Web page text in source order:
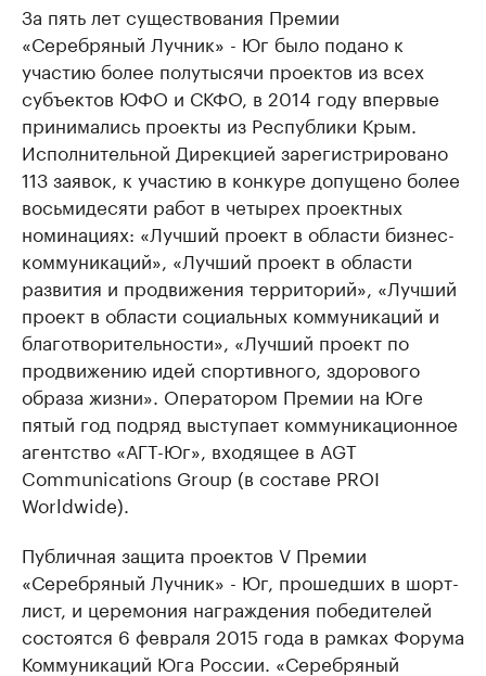
За пять лет существования Премии
«Серебряный Лучник» - Юг было подано к
участию более полутысячи проектов из всех
субъектов ЮФО и СКФО, в 2014 году впервые
принимались проекты из Республики Крым.
Исполнительной Дирекцией зарегистрировано
113 заявок, к участию в конкуре допущено более
восьмидесяти работ в четырех проектных
номинациях: «Лучший проект в области бизнес-
коммуникаций», «Лучший проект в области
развития и продвижения территорий», «Лучший
проект в области социальных коммуникаций и
благотворительности», «Лучший проект по
продвижению идей спортивного, здорового
образа жизни». Оператором Премии на Юге
пятый год подряд выступает коммуникационное
агентство «АГТ-Юг», входящее в AGT
Communications Group (в составе PROI
Worldwide).
Публичная защита проектов V Премии
«Серебряный Лучник» - Юг, прошедших в шорт-
лист, и церемония награждения победителей
состоятся 6 февраля 2015 года в рамках Форума
Коммуникаций Юга России. «Серебряный